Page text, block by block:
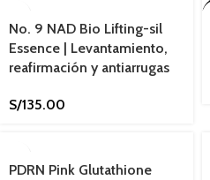
No. 9 NAD Bio Lifting-sil
Essence | Levantamiento,
reafirmación y antiarrugas
S/135.00
PDRN Pink Glutathione